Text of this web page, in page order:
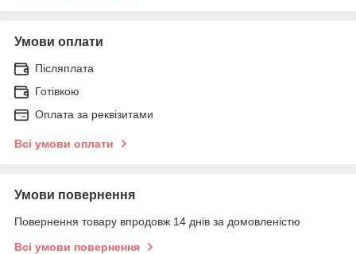
Умови оплати
Післяплата
Готівкою
Оплата за реквізитами
Всі умови оплати
Умови повернення
Повернення товару впродовж 14 днів за домовленістю
Всі умови повернення